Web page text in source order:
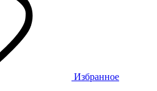
Избранное